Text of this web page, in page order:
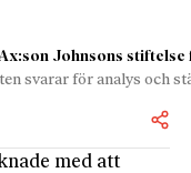
Johnsons stiftelse
svarar för analys och
med att